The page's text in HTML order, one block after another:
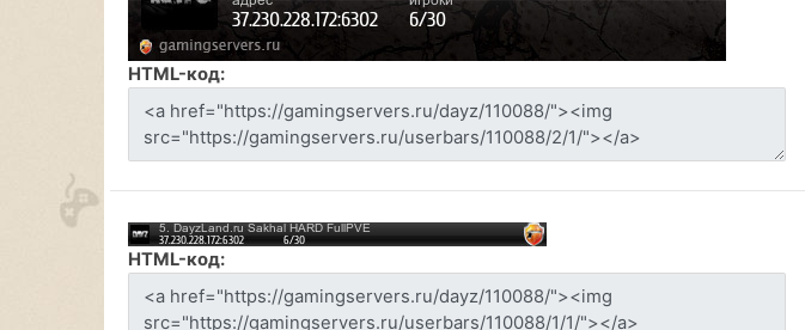
HTML-код:
HTML-код: